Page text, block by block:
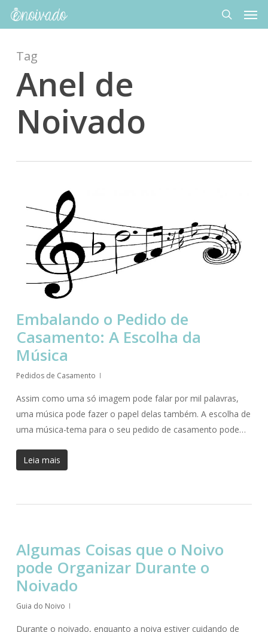
Skip
content
search
Tag
Anel de
Noivado
Embalando o Pedido de
Casamento: A Escolha da
Música
Pedidos de Casamento
Assim como uma só imagem pode falar por mil palavras,
uma música pode fazer o papel delas também. A escolha de
uma música-tema para o seu pedido de casamento pode…
Leia mais
Algumas Coisas que o Noivo
pode Organizar Durante o
Noivado
Guia do Noivo
Durante o noivado, enquanto a noiva estiver cuidando de